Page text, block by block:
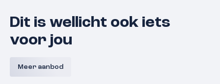
Dit is wellicht ook iets
voor jou
Meer aanbod
Bouwnummer 9 A,